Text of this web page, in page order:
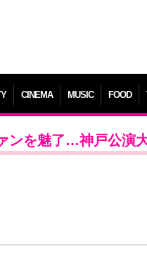
CINEMA MUSIC FOOD
ンを魅了…神戸公演